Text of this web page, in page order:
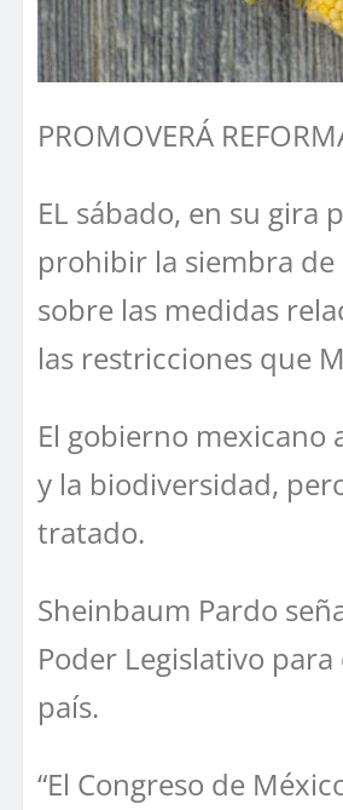
PROMOVERÁ
EL sábado, en su
prohibir la siembra de
sobre las medidas
las restricciones que
El gobierno
y la biodiversidad,
tratado.
Sheinbaum Pardo
Poder Legislativo
país.
“El Congreso de